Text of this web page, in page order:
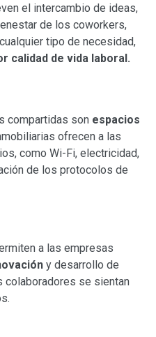
el intercambio de ideas,
de los coworkers,
tipo de necesidad,
calidad de vida laboral.
compartidas son espacios
ofrecen a las
como Wi-Fi, electricidad,
de los protocolos de
a las empresas
y desarrollo de
colaboradores se sientan